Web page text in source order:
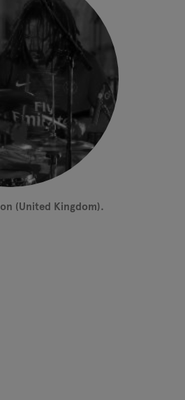
(United Kingdom).